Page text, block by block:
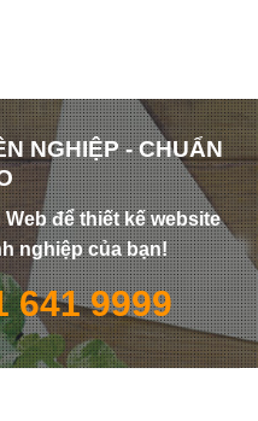
NGHIỆP - CHUẨN
để thiết kế website
nghiệp của bạn!
641 9999